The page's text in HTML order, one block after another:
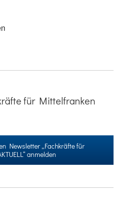
für Mittelfranken
Newsletter „Fachkräfte für
anmelden